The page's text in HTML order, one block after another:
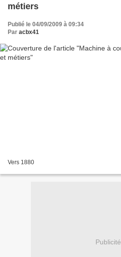
métiers
Publié le 04/09/2009 à 09:34
Par acbx41
Vers 1880
Publicité